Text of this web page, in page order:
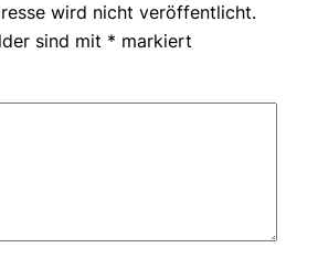
wird nicht veröffentlicht.
sind mit * markiert